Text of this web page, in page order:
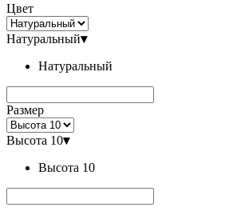
Цвет
Натуральный▾
Натуральный
Размер
Высота 10▾
Высота 10